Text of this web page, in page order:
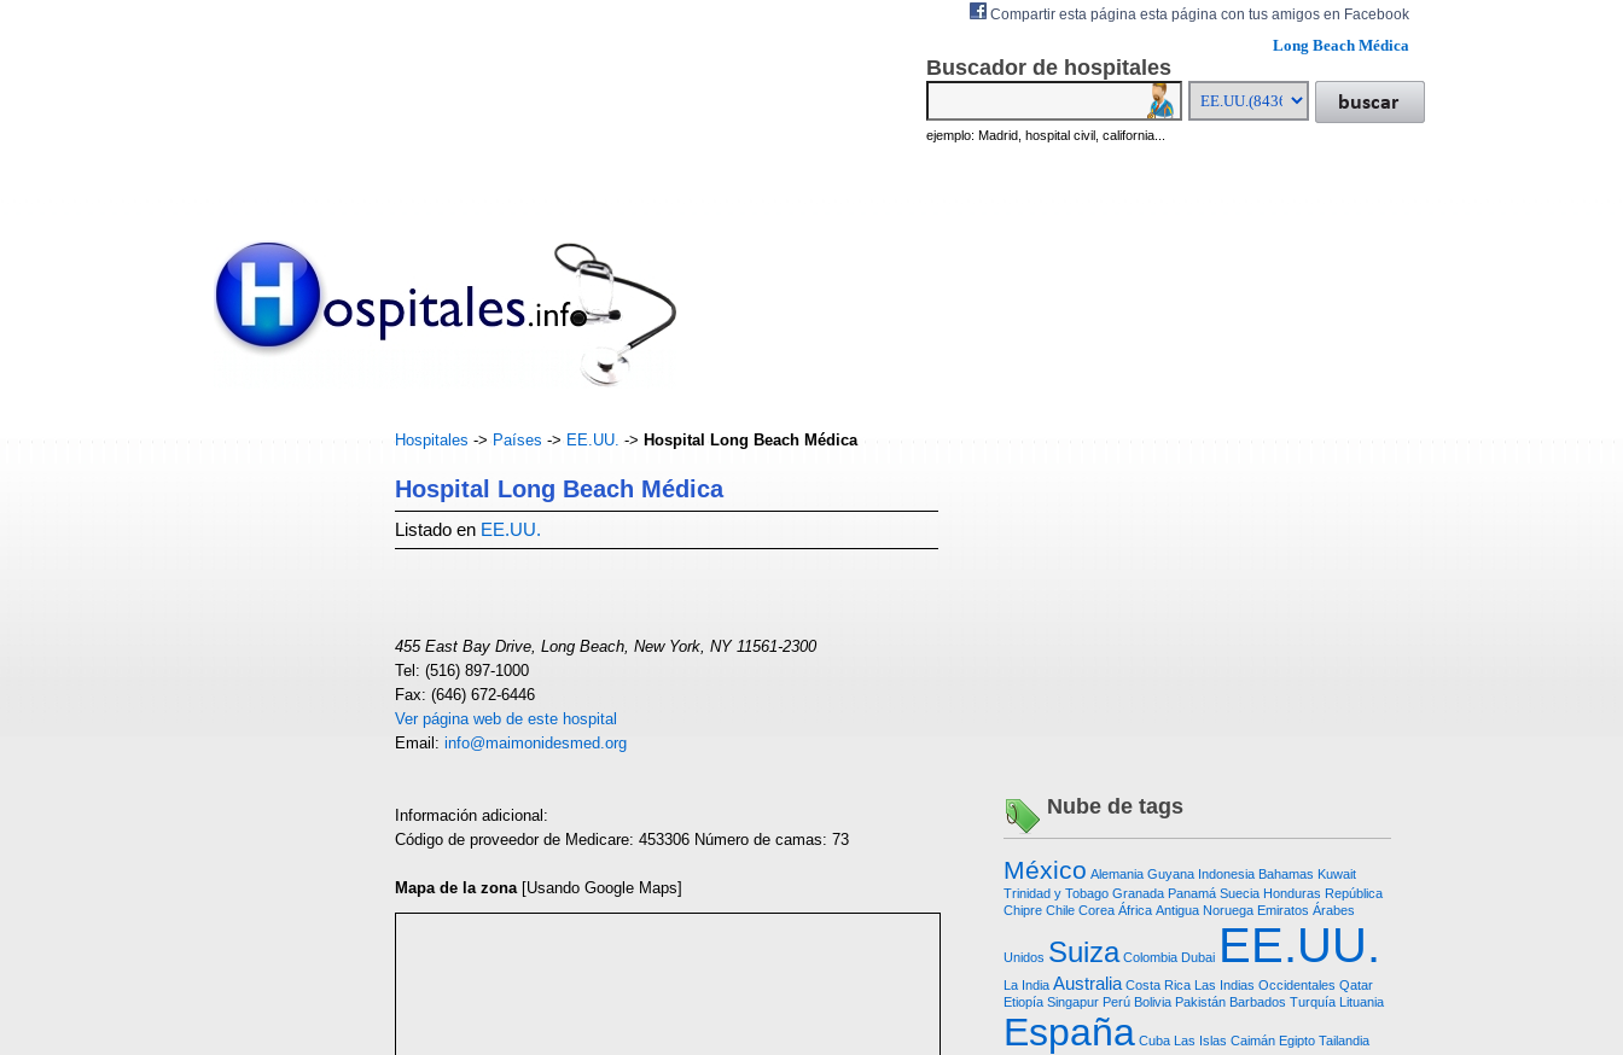
Long Beach Médica
Buscador de hospitales
ejemplo: Madrid, hospital civil, california...
Hospitales -> Países -> EE.UU. -> Hospital Long Beach Médica
Hospital Long Beach Médica
Listado en EE.UU.
455 East Bay Drive, Long Beach, New York, NY 11561-2300
Tel: (516) 897-1000
Fax: (646) 672-6446
Ver página web de este hospital
Email: info@maimonidesmed.org
Información adicional:
Código de proveedor de Medicare: 453306 Número de camas: 73
Mapa de la zona[Usando Google Maps]
Nube de tags
México Alemania Guyana Indonesia Bahamas Kuwait
Trinidad y Tobago Granada Panamá Suecia Honduras República
Chipre Chile Corea África Antigua Noruega Emiratos Árabes
Unidos Suiza Colombia Dubai EE.UU.
La India Australia Costa Rica Las Indias Occidentales Qatar
Etiopía Singapur Perú Bolivia Pakistán Barbados Turquía Lituania
España Cuba Las Islas Caimán Egipto Tailandia
Compartir esta página esta página con tus amigos en Facebook